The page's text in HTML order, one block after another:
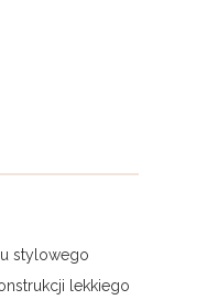
stylowego
lekkiego